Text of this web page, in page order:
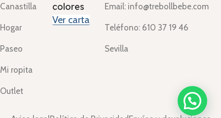
Canastilla
Hogar
Paseo
Mi ropita
Outlet
colores
Ver carta
Email: info@trebollbebe.com
Teléfono: 610 37 19 46
Sevilla